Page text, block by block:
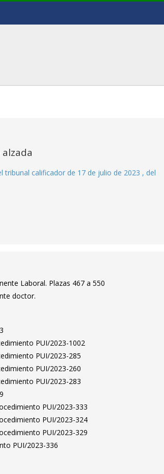
calificador de 17 de julio de 2023 , del
Laboral. Plazas 467 a 550
doctor.
PUI/2023-1002
PUI/2023-285
PUI/2023-260
PUI/2023-283
PUI/2023-333
PUI/2023-324
PUI/2023-329
PUI/2023-336